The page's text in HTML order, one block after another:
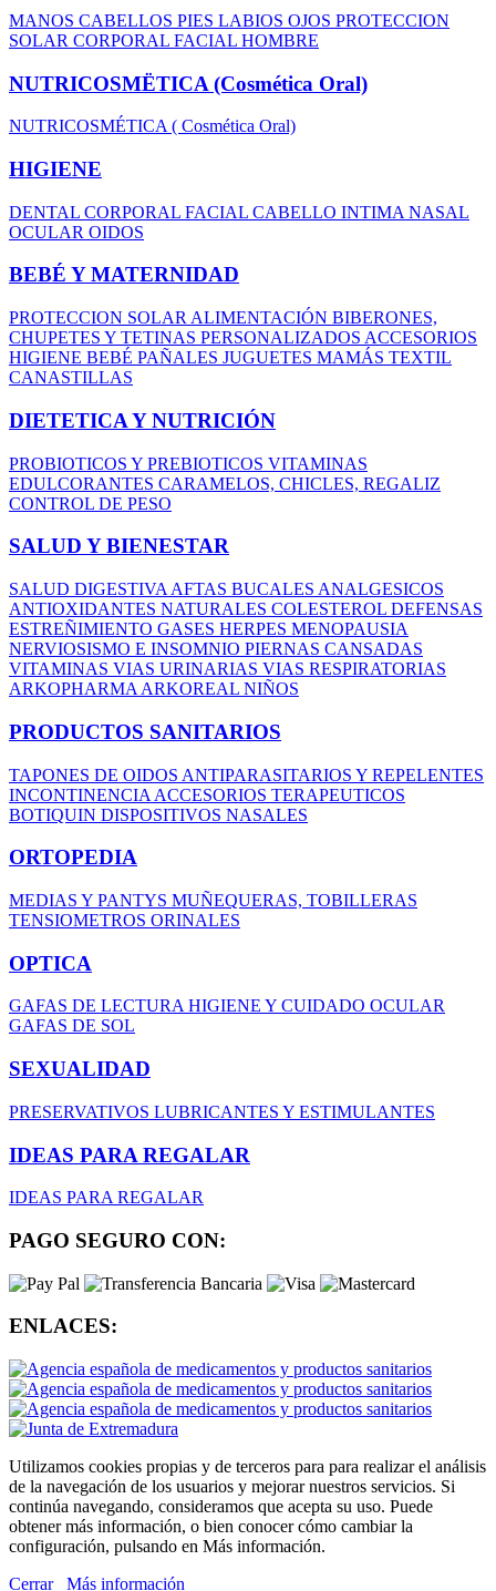
MANOS CABELLOS PIES LABIOS OJOS PROTECCION
SOLAR CORPORAL FACIAL HOMBRE
NUTRICOSMËTICA (Cosmética Oral)
NUTRICOSMÉTICA ( Cosmética Oral)
HIGIENE
DENTAL CORPORAL FACIAL CABELLO INTIMA NASAL
OCULAR OIDOS
BEBÉ Y MATERNIDAD
PROTECCION SOLAR ALIMENTACIÓN BIBERONES,
CHUPETES Y TETINAS PERSONALIZADOS ACCESORIOS
HIGIENE BEBÉ PAÑALES JUGUETES MAMÁS TEXTIL
CANASTILLAS
DIETETICA Y NUTRICIÓN
PROBIOTICOS Y PREBIOTICOS VITAMINAS
EDULCORANTES CARAMELOS, CHICLES, REGALIZ
CONTROL DE PESO
SALUD Y BIENESTAR
SALUD DIGESTIVA AFTAS BUCALES ANALGESICOS
ANTIOXIDANTES NATURALES COLESTEROL DEFENSAS
ESTREÑIMIENTO GASES HERPES MENOPAUSIA
NERVIOSISMO E INSOMNIO PIERNAS CANSADAS
VITAMINAS VIAS URINARIAS VIAS RESPIRATORIAS
ARKOPHARMA ARKOREAL NIÑOS
PRODUCTOS SANITARIOS
TAPONES DE OIDOS ANTIPARASITARIOS Y REPELENTES
INCONTINENCIA ACCESORIOS TERAPEUTICOS
BOTIQUIN DISPOSITIVOS NASALES
ORTOPEDIA
MEDIAS Y PANTYS MUÑEQUERAS, TOBILLERAS
TENSIOMETROS ORINALES
OPTICA
GAFAS DE LECTURA HIGIENE Y CUIDADO OCULAR
GAFAS DE SOL
SEXUALIDAD
PRESERVATIVOS LUBRICANTES Y ESTIMULANTES
IDEAS PARA REGALAR
IDEAS PARA REGALAR
PAGO SEGURO CON:
ENLACES:
Utilizamos cookies propias y de terceros para para realizar el análisis
de la navegación de los usuarios y mejorar nuestros servicios. Si
continúa navegando, consideramos que acepta su uso. Puede
obtener más información, o bien conocer cómo cambiar la
configuración, pulsando en Más información.
Cerrar
Más información